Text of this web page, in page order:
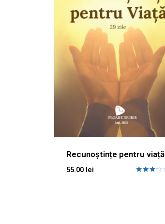
Recunoștințe pentru viață
55.00 lei